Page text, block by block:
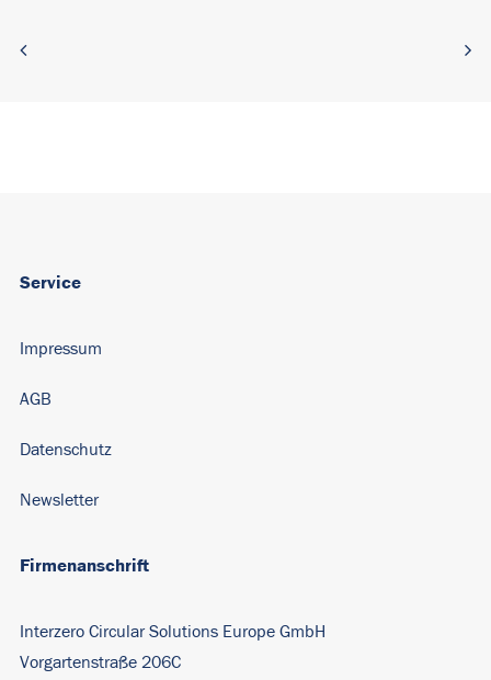
Firmenanschrift
Interzero Circular Solutions Europe GmbH
Vorgartenstraße 206C
Service
Impressum
AGB
Datenschutz
Newsletter